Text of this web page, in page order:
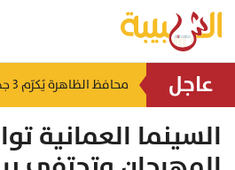
عاجل
منذ ٧ ساعات
السينما العمانية